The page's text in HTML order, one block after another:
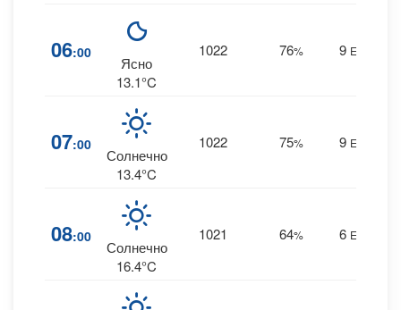
06:00
Ясно
13.1°C
1022 76% 9 ENE
07:00
Солнечно
13.4°C
1022 75% 9 ENE
08:00
Солнечно
16.4°C
1021 64% 6 ENE